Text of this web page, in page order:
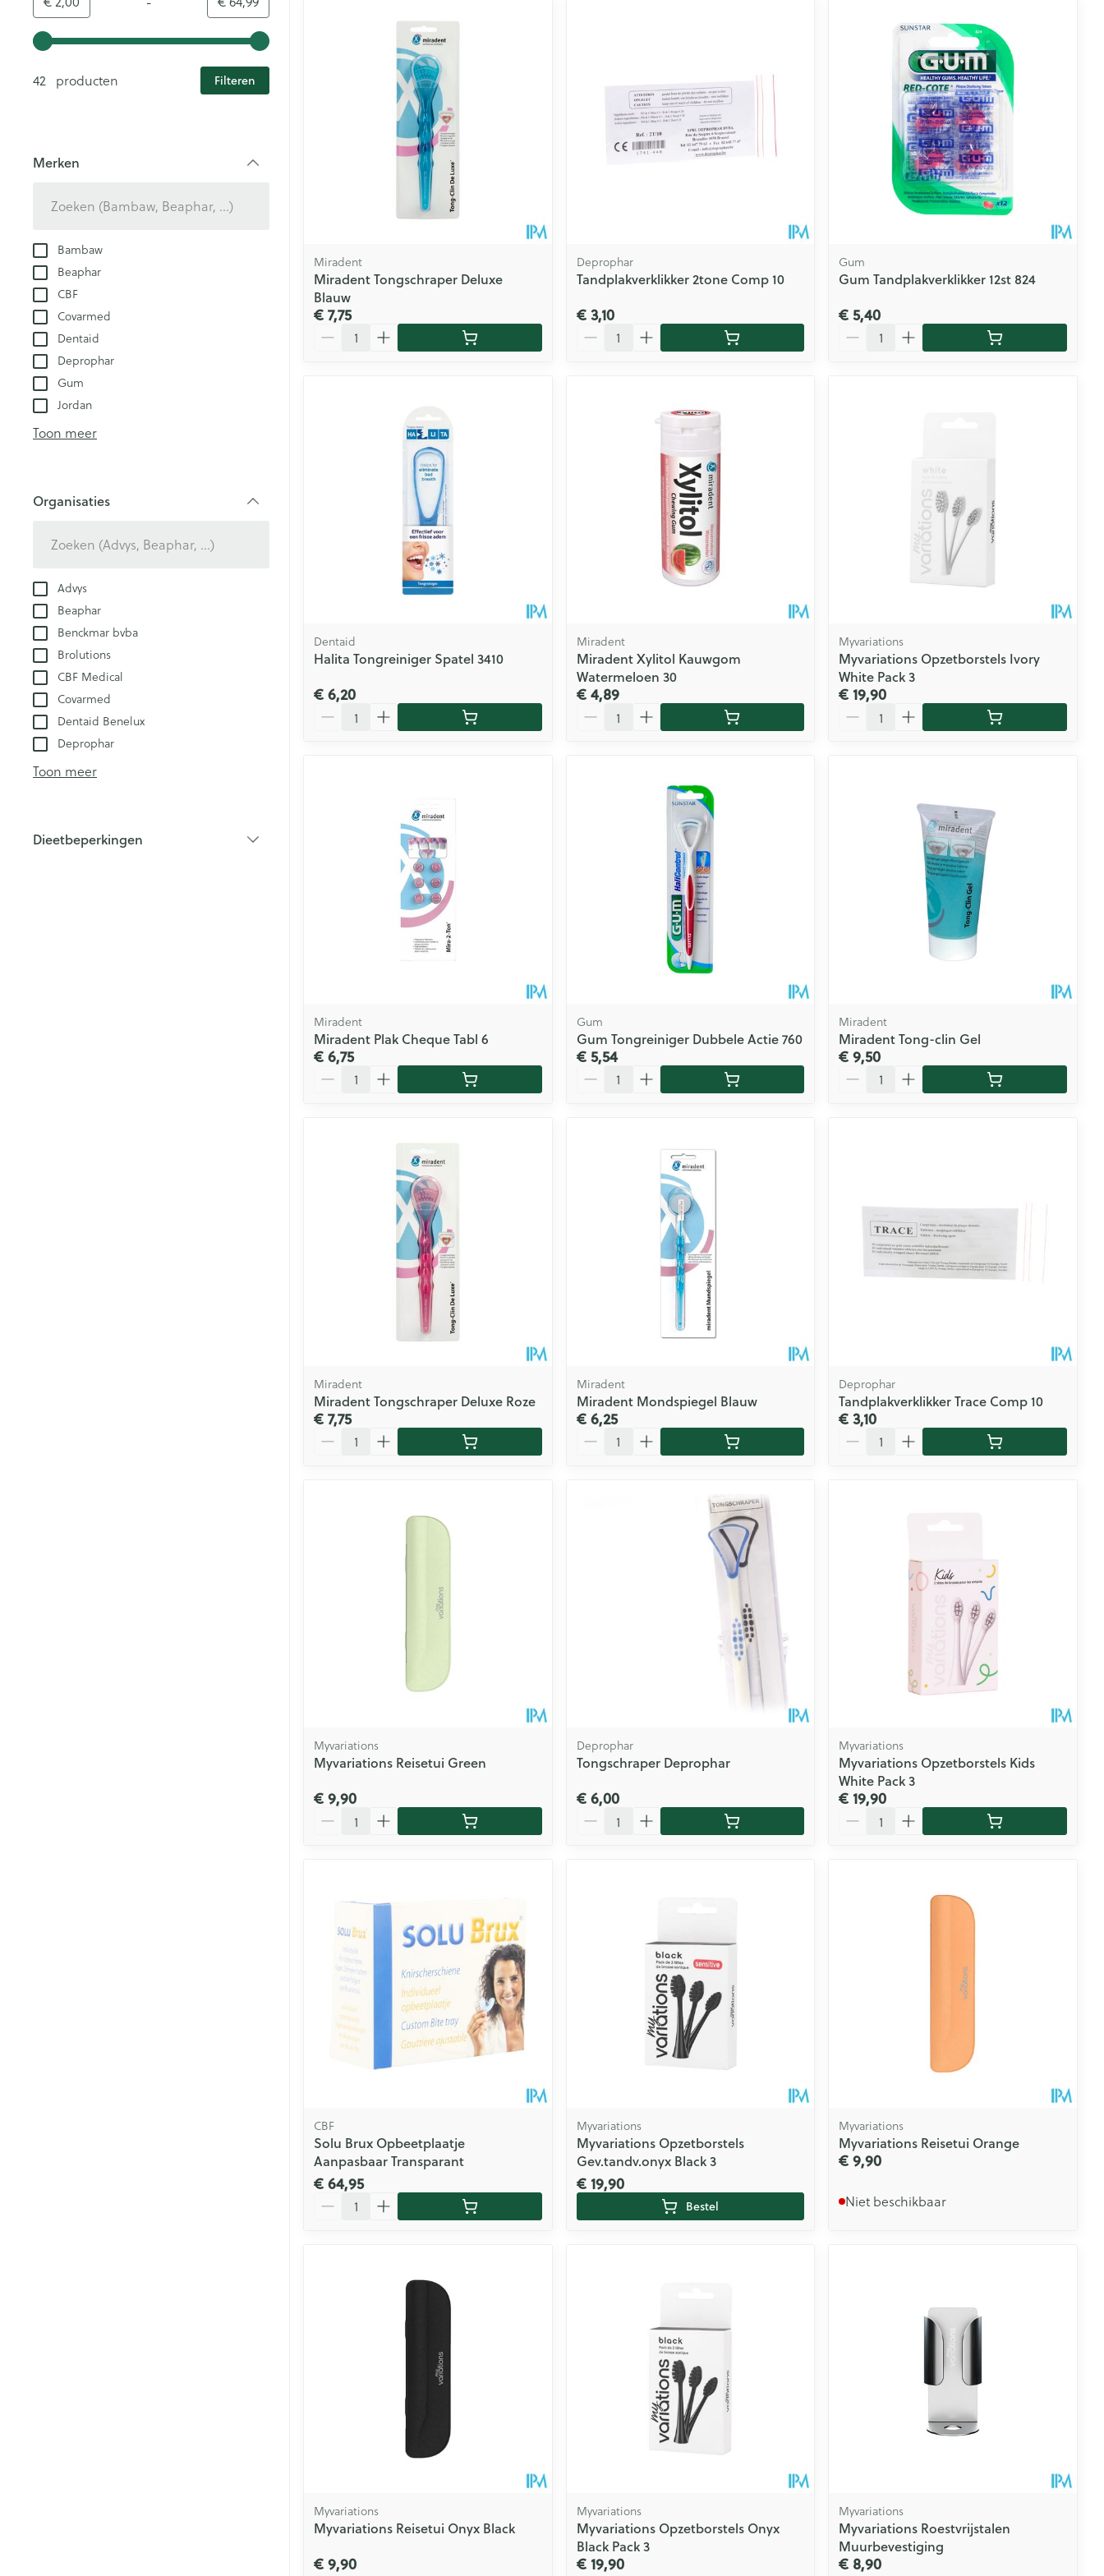
Gebruik de pijltjestoetsen links en rechts om de minimale en maximale prijswaarden aan te passen.
42 producten
Filteren
Merken
Bambaw
Beaphar
CBF
Covarmed
Dentaid
Deprophar
Gum
Jordan
Toon meer
Organisaties
Advys
Beaphar
Benckmar bvba
Brolutions
CBF Medical
Covarmed
Dentaid Benelux
Deprophar
Toon meer
Dieetbeperkingen
Miradent
Miradent Tongschraper Deluxe
Blauw
€ 7,75
Deprophar
Tandplakverklikker 2tone Comp 10
€ 3,10
Gum
Gum Tandplakverklikker 12st 824
€ 5,40
Dentaid
Halita Tongreiniger Spatel 3410
€ 6,20
Miradent
Miradent Xylitol Kauwgom
Watermeloen 30
€ 4,89
Myvariations
Myvariations Opzetborstels Ivory
White Pack 3
€ 19,90
Miradent
Miradent Plak Cheque Tabl 6
€ 6,75
Gum
Gum Tongreiniger Dubbele Actie 760
€ 5,54
Miradent
Miradent Tong-clin Gel
€ 9,50
Miradent
Miradent Tongschraper Deluxe Roze
€ 7,75
Miradent
Miradent Mondspiegel Blauw
€ 6,25
Deprophar
Tandplakverklikker Trace Comp 10
€ 3,10
Myvariations
Myvariations Reisetui Green
€ 9,90
Deprophar
Tongschraper Deprophar
€ 6,00
Myvariations
Myvariations Opzetborstels Kids
White Pack 3
€ 19,90
CBF
Solu Brux Opbeetplaatje
Aanpasbaar Transparant
€ 64,95
Myvariations
Myvariations Opzetborstels
Gev.tandv.onyx Black 3
€ 19,90
Bestel
Myvariations
Myvariations Reisetui Orange
€ 9,90
Niet beschikbaar
Myvariations
Myvariations Reisetui Onyx Black
€ 9,90
Myvariations
Myvariations Opzetborstels Onyx
Black Pack 3
€ 19,90
Myvariations
Myvariations Roestvrijstalen
Muurbevestiging
€ 8,90